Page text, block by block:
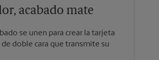
acabado mate
se unen para crear la tarjeta
doble cara que transmite su